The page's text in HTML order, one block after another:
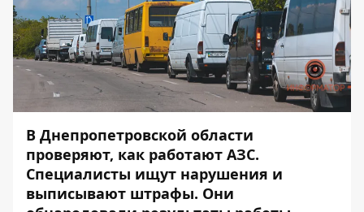
В Днепропетровской области
проверяют, как работают АЗС.
Специалисты ищут нарушения и
выписывают штрафы. Они